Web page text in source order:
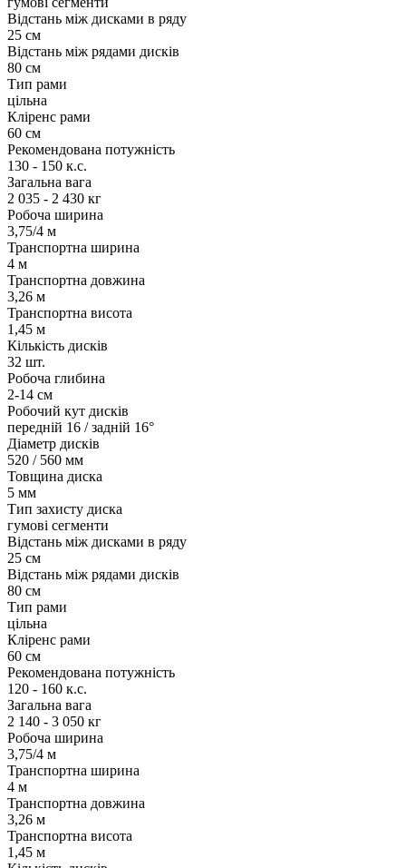
Відстань між дисками в ряду
25 см
Відстань між рядами дисків
80 см
Тип рами
цільна
Кліренс рами
60 см
Рекомендована потужність
130 - 150 к.с.
Загальна вага
2 035 - 2 430 кг
Робоча ширина
3,75/4 м
Транспортна ширина
4 м
Транспортна довжина
3,26 м
Транспортна висота
1,45 м
Кількість дисків
32 шт.
Робоча глибина
2-14 см
Робочий кут дисків
передній 16 / задній 16°
Діаметр дисків
520 / 560 мм
Товщина диска
5 мм
Тип захисту диска
гумові сегменти
Відстань між дисками в ряду
25 см
Відстань між рядами дисків
80 см
Тип рами
цільна
Кліренс рами
60 см
Рекомендована потужність
120 - 160 к.с.
Загальна вага
2 140 - 3 050 кг
Робоча ширина
3,75/4 м
Транспортна ширина
4 м
Транспортна довжина
3,26 м
Транспортна висота
1,45 м